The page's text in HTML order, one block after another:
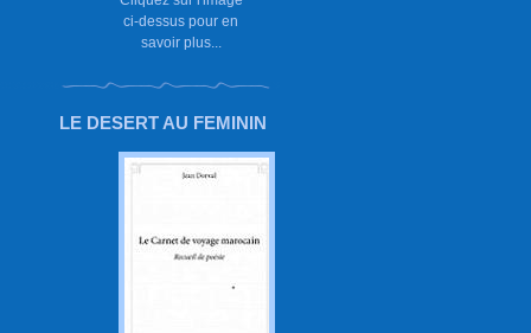
ci-dessus pour en
savoir plus...
LE DESERT AU FEMININ